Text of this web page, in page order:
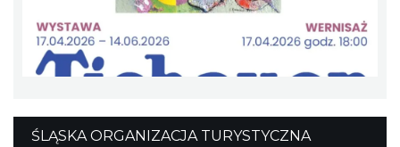
Śląsko Wilijo
Chorzów
ŚLĄSKA ORGANIZACJA TURYSTYCZNA